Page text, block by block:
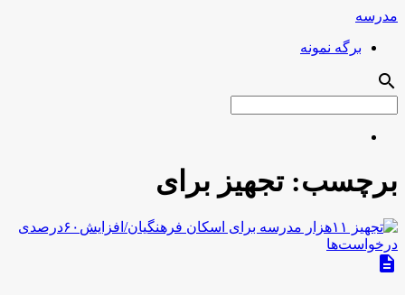
مدرسه
برگه نمونه
search
برچسب:تجهیز برای
description